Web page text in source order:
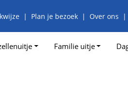
Plan je bezoek Over ons
Familie uitje